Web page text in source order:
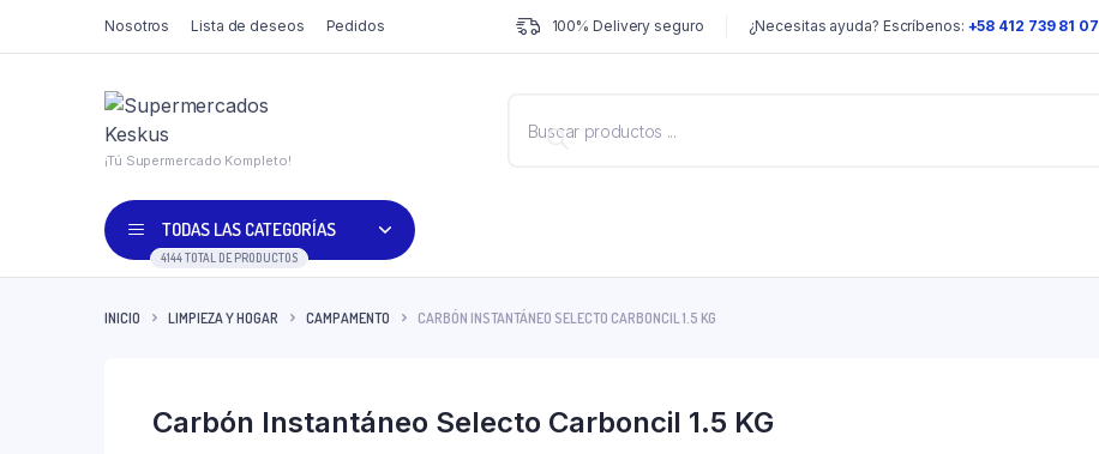
Nosotros Lista de deseos Pedidos 100% Delivery seguro ¿Necesitas ayuda? Escríbenos: +58 412 739 81 07
¡Tú Supermercado Kompleto!
TODAS LAS CATEGORÍAS
4144 TOTAL DE PRODUCTOS
INICIO LIMPIEZA Y HOGAR CAMPAMENTO CARBÓN INSTANTÁNEO SELECTO CARBONCIL 1.5 KG
Carbón Instantáneo Selecto Carboncil 1.5 KG